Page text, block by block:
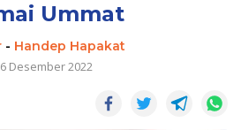
Ummat
- Handep Hapakat
Desember 2022